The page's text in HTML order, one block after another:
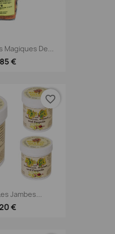
De...
€
Jambes...
€
favorite_border